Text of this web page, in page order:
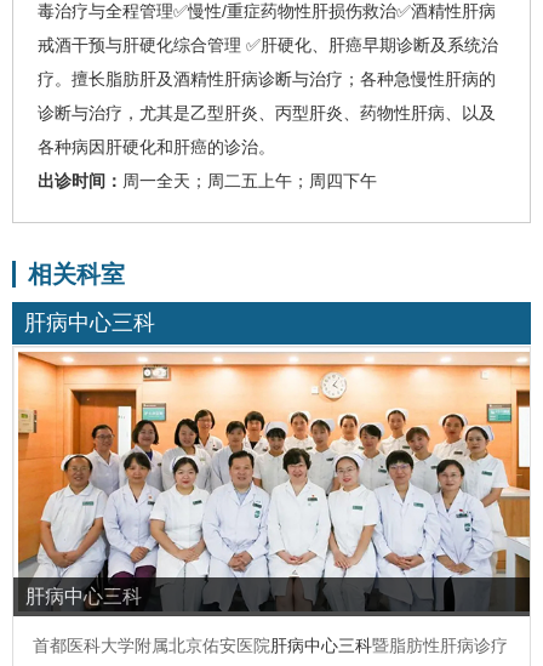
毒治疗与全程管理✅慢性/重症药物性肝损伤救治✅酒精性肝病
戒酒干预与肝硬化综合管理 ✅肝硬化、 肝癌早期诊断及系统治
疗。 擅长脂肪肝及酒精性肝病诊断与治疗；各种急慢性肝病的
诊断与治疗，尤其是乙型肝炎、丙型肝炎、药物性肝病、以及
各种病因肝硬化和肝癌的诊治。
出诊时间： 周一全天；周二五上午；周四下午
相关科室
肝病中心三科
肝病中心三科
首都医科大学附属北京佑安医院肝病中心三科暨脂肪性肝病诊疗